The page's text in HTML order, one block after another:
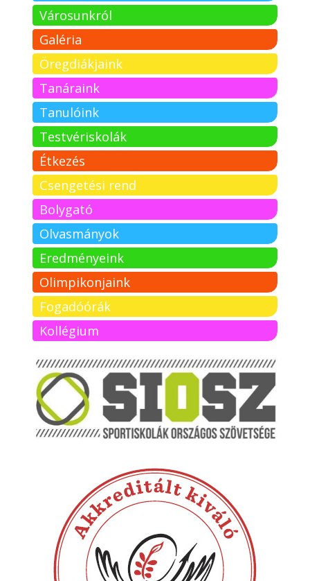
Városunkról
Galéria
Öregdiákjaink
Tanáraink
Tanulóink
Testvériskolák
Étkezés
Csengetési rend
Bolygató
Olvasmányok
Eredményeink
Olimpikonjaink
Fogadóórák
Kollégium